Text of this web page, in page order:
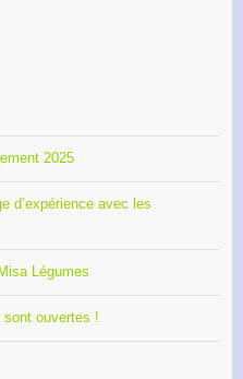
2025
d’expérience avec les
Légumes
sont ouvertes !